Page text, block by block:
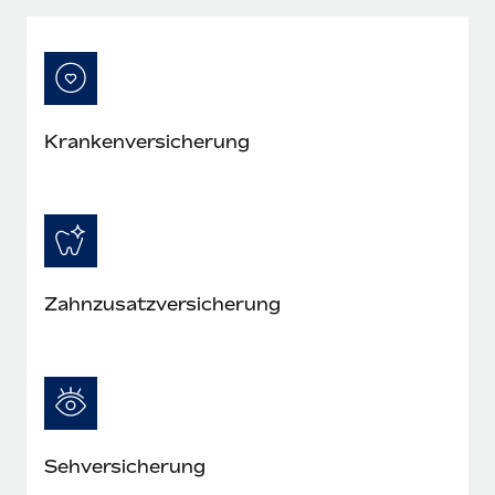
Kranken­versicherung
Zahn­zusatz­versicherung
Seh­versicherung